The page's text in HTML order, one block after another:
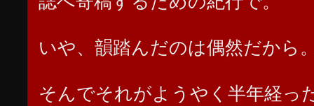
いや、韻踏んだのは偶然だから
そんでそれがようやく半年経っ